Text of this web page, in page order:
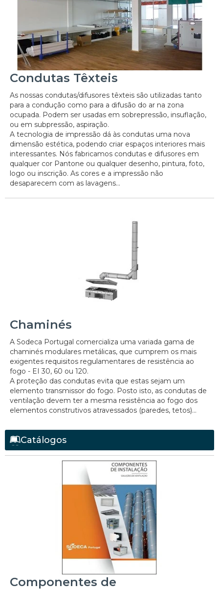
Condutas Têxteis
As nossas condutas/difusores têxteis são utilizadas tanto
para a condução como para a difusão do ar na zona
ocupada. Podem ser usadas em sobrepressão, insuflação,
ou em subpressão, aspiração.
A tecnologia de impressão dá às condutas uma nova
dimensão estética, podendo criar espaços interiores mais
interessantes. Nós fabricamos condutas e difusores em
qualquer cor Pantone ou qualquer desenho, pintura, foto,
logo ou inscrição. As cores e a impressão não
desaparecem com as lavagens...
Chaminés
A Sodeca Portugal comercializa uma variada gama de
chaminés modulares metálicas, que cumprem os mais
exigentes requisitos regulamentares de resistência ao
fogo - EI 30, 60 ou 120.
A proteção das condutas evita que estas sejam um
elemento transmissor do fogo. Posto isto, as condutas de
ventilação devem ter a mesma resistência ao fogo dos
elementos construtivos atravessados (paredes, tetos)...
Catálogos
Componentes de